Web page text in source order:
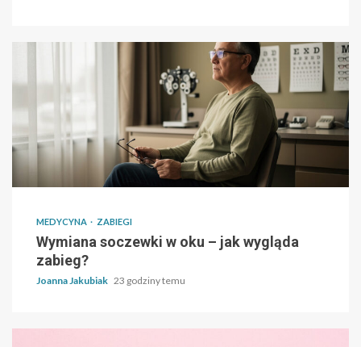
MEDYCYNA ZABIEGI
Wymiana soczewki w oku – jak wygląda
zabieg?
Joanna Jakubiak 23 godziny temu